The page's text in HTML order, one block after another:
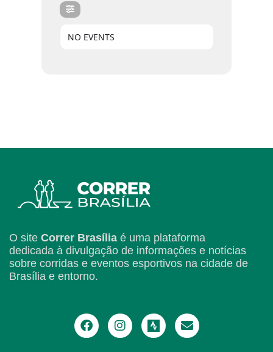
NO EVENTS
O site Correr Brasília é uma plataforma
dedicada à divulgação de informações e notícias
sobre corridas e eventos esportivos na cidade de
Brasília e entorno.